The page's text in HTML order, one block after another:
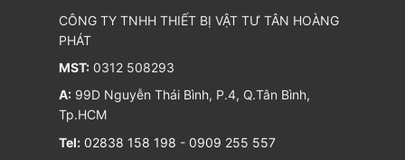
CÔNG TY TNHH THIẾT BỊ VẬT TƯ TÂN HOÀNG
PHÁT
MST: 0312 508293
A: 99D Nguyễn Thái Bình, P.4, Q.Tân Bình,
Tp.HCM
Tel: 02838 158 198 - 0909 255 557